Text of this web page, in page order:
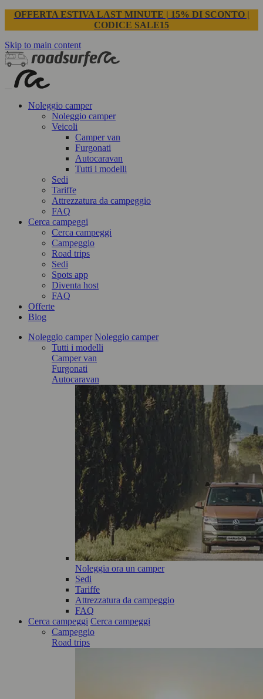
OFFERTA ESTIVA LAST MINUTE | 15% DI SCONTO |
CODICE SALE15
Skip to main content
Noleggio camper
Noleggio camper
Veicoli
Camper van
Furgonati
Autocaravan
Tutti i modelli
Sedi
Tariffe
Attrezzatura da campeggio
FAQ
Cerca campeggi
Cerca campeggi
Campeggio
Road trips
Sedi
Spots app
Diventa host
FAQ
Offerte
Blog
Noleggio camper Noleggio camper
Tutti i modelli
Camper van
Furgonati
Autocaravan
Noleggia ora un camper
Sedi
Tariffe
Attrezzatura da campeggio
FAQ
Cerca campeggi Cerca campeggi
Campeggio
Road trips